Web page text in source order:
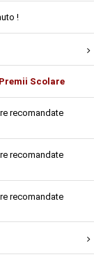
!
Scolare
recomandate
recomandate
recomandate